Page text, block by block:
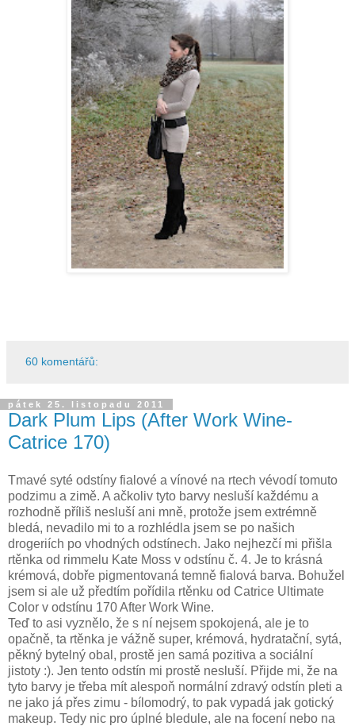
60 komentářů:
pátek 25. listopadu 2011
Dark Plum Lips (After Work Wine-
Catrice 170)
Tmavé syté odstíny fialové a vínové na rtech vévodí tomuto
podzimu a zimě. A ačkoliv tyto barvy nesluší každému a
rozhodně příliš nesluší ani mně, protože jsem extrémně
bledá, nevadilo mi to a rozhlédla jsem se po našich
drogeriích po vhodných odstínech. Jako nejhezčí mi přišla
rtěnka od rimmelu Kate Moss v odstínu č. 4. Je to krásná
krémová, dobře pigmentovaná temně fialová barva. Bohužel
jsem si ale už předtím pořídila rtěnku od Catrice Ultimate
Color v odstínu 170 After Work Wine.
Teď to asi vyznělo, že s ní nejsem spokojená, ale je to
opačně, ta rtěnka je vážně super, krémová, hydratační, sytá,
pěkný bytelný obal, prostě jen samá pozitiva a sociální
jistoty :). Jen tento odstín mi prostě nesluší. Přijde mi, že na
tyto barvy je třeba mít alespoň normální zdravý odstín pleti a
ne jako já přes zimu - bílomodrý, to pak vypadá jak gotický
makeup. Tedy nic pro úplné bledule, ale na focení nebo na